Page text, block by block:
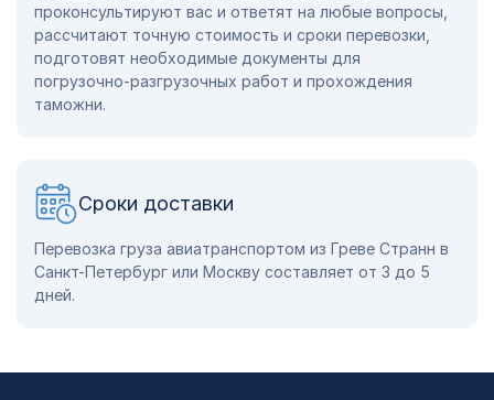
проконсультируют вас и ответят на любые вопросы,
рассчитают точную стоимость и сроки перевозки,
подготовят необходимые документы для
погрузочно-разгрузочных работ и прохождения
таможни.
Сроки доставки
Перевозка груза авиатранспортом из Греве Странн в
Санкт-Петербург или Москву составляет от 3 до 5
дней.